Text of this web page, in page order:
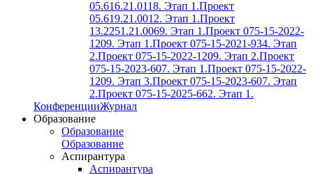
05.616.21.0118. Этап 1.Проект
05.619.21.0012. Этап 1.Проект
13.2251.21.0069. Этап 1.Проект 075-15-2022-
1209. Этап 1.Проект 075-15-2021-934. Этап
2.Проект 075-15-2022-1209. Этап 2.Проект
075-15-2023-607. Этап 1.Проект 075-15-2022-
1209. Этап 3.Проект 075-15-2023-607. Этап
2.Проект 075-15-2025-662. Этап 1.
КонференцииЖурнал
Образование
Образование
Образование
Аспирантура
Аспирантура